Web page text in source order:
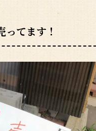
てます！